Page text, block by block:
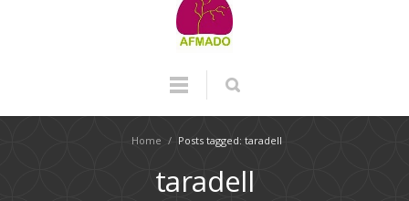
Home / Posts tagged: taradell
taradell